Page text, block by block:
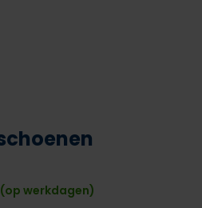
werkdagen)